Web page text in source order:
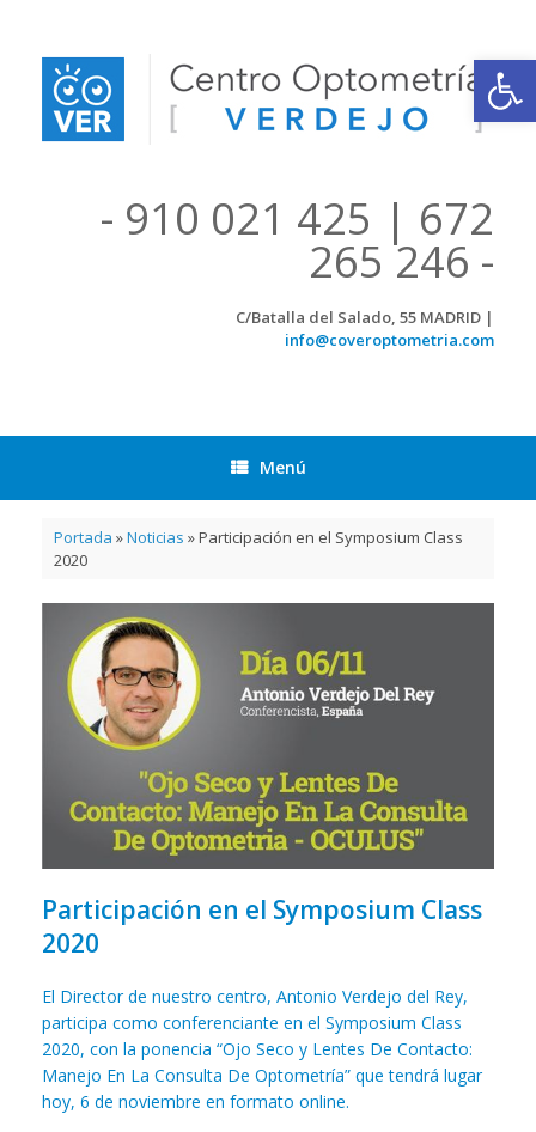
contenido
- 910 021 425 | 672
265 246 -
C/Batalla del Salado, 55 MADRID |
info@coveroptometria.com
Menú
Portada »Noticias »Participación en el Symposium Class
2020
Participación en el Symposium Class
2020
El Director de nuestro centro, Antonio Verdejo del Rey,
participa como conferenciante en el Symposium Class
2020, con la ponencia “Ojo Seco y Lentes De Contacto:
Manejo En La Consulta De Optometría” que tendrá lugar
hoy, 6 de noviembre en formato online.